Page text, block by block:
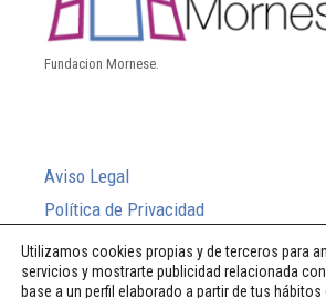
Fundacion Mornese.
Aviso Legal
Política de Privacidad
Política de Cookies
Sistema Interno de Información
Utilizamos cookies propias y de terceros para
servicios y mostrarte publicidad relacionada
base a un perfil elaborado a partir de tus